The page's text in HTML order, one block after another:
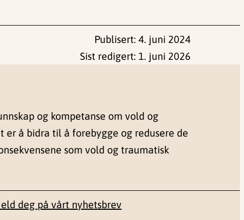
Publisert: 4. juni 2024
Sist redigert: 1. juni 2026
og kompetanse om vold og
er å bidra til å forebygge og redusere de
som vold og traumatisk
deg på vårt nyhetsbrev